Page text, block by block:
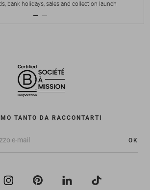
bank holidays, sales and collection launch
TANTO DA RACCONTARTI
OK